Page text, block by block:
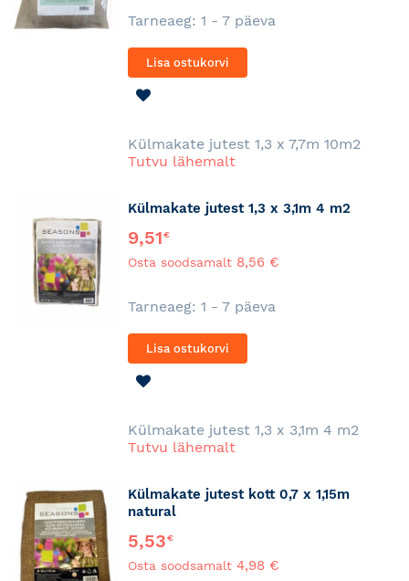
Tarneaeg: 1 - 7 päeva
Lisa ostukorvi
Külmakate jutest 1,3 x 7,7m 10m2
Tutvu lähemalt
Külmakate jutest 1,3 x 3,1m 4 m2
9,51€
Osta soodsamalt 8,56 €
Tarneaeg: 1 - 7 päeva
Lisa ostukorvi
Külmakate jutest 1,3 x 3,1m 4 m2
Tutvu lähemalt
Külmakate jutest kott 0,7 x 1,15m
natural
5,53€
Osta soodsamalt 4,98 €